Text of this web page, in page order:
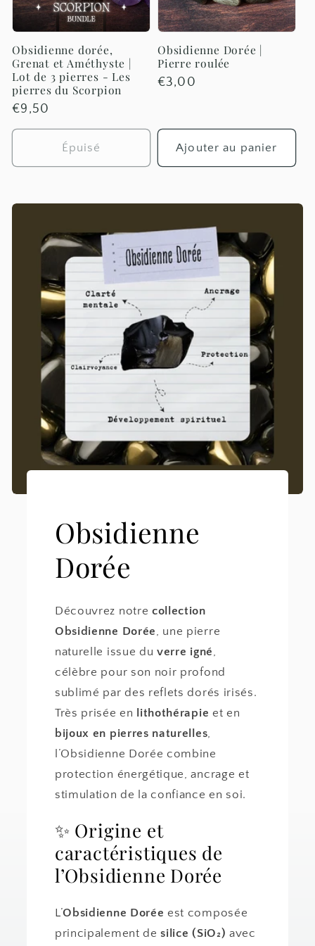
t
i
o
n
Obsidienne dorée,
Grenat et Améthyste |
Lot de 3 pierres - Les
pierres du Scorpion
Prix
habituel
€9,50
Épuisé
Obsidienne Dorée |
Pierre roulée
Prix
€3,00
Ajouter au panier
Obsidienne
Dorée
Découvrez notre collection
Obsidienne Dorée, une pierre
naturelle issue duverre igné,
célèbre pour son noir profond
sublimé par des reflets dorés irisés.
Très prisée en lithothérapie et en
bijoux en pierres naturelles,
l’Obsidienne Dorée combine
protection énergétique, ancrage et
stimulation de la confiance en soi.
✨ Origine et
caractéristiques de
l’Obsidienne Dorée
L’Obsidienne Dorée est composée
principalement desilice (SiO₂) avec